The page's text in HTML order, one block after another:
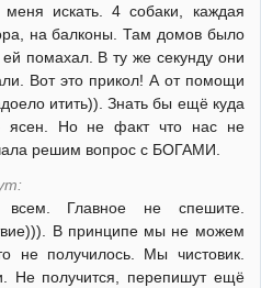
искать. 4 собаки, каждая
на балконы. Там домов было
помахал. В ту же секунду они
Вот это прикол! А от помощи
итить)). Знать бы ещё куда
ясен. Но не факт что нас не
решим вопрос с БОГАМИ.
Главное не спешите.
В принципе мы не можем
не получилось. Мы чистовик.
Не получится, перепишут ещё